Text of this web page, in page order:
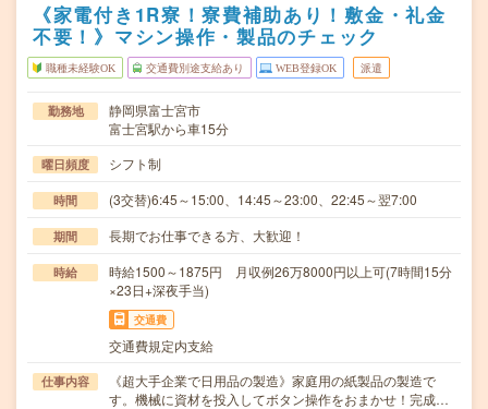
《家電付き1R寮！寮費補助あり！敷金・礼金
不要！》マシン操作・製品のチェック
職種未経験OK 交通費別途支給あり WEB登録OK 派遣
勤務地
静岡県富士宮市
富士宮駅から車15分
曜日頻度 シフト制
時間 (3交替)6:45～15:00、14:45～23:00、22:45～翌7:00
期間 長期でお仕事できる方、大歓迎！
時給
時給1500～1875円 月収例26万8000円以上可(7時間15分
×23日+深夜手当)
交通費
交通費規定内支給
仕事内容
《超大手企業で日用品の製造》家庭用の紙製品の製造で
す。機械に資材を投入してボタン操作をおまかせ！完成…